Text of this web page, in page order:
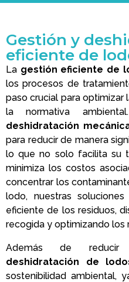
Gestión y
eficiente de
La gestión eficiente de
los procesos de
paso crucial para optimizar
la normativa
deshidratación
para reducir de manera
lo que no solo facilita su
minimiza los costos
concentrar los
lodo, nuestras
eficiente de los residuos,
recogida y optimizando los
Además de reducir
deshidratación de
sostenibilidad ambiental,